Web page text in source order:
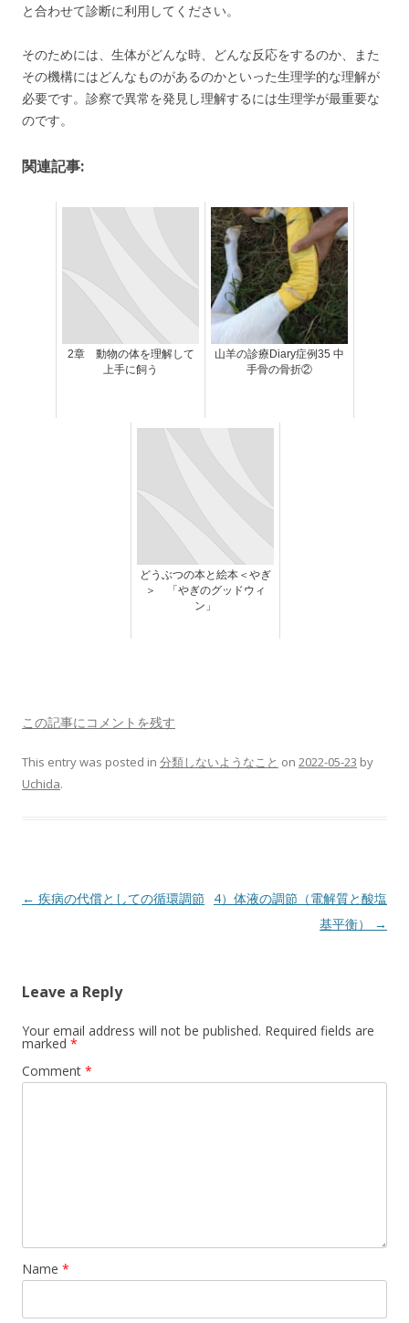
と合わせて診断に利用してください。
そのためには、生体がどんな時、どんな反応をするのか、また
その機構にはどんなものがあるのかといった生理学的な理解が
必要です。診察で異常を発見し理解するには生理学が最重要な
のです。
関連記事:
2章 動物の体を理解して
上手に飼う
山羊の診療Diary症例35 中
手骨の骨折②
どうぶつの本と絵本＜やぎ
＞ 「やぎのグッドウィ
ン」
この記事にコメントを残す
This entry was posted in 分類しないようなこと on 2022-05-23 by
Uchida.
Post
← 疾病の代償としての循環調節
4）体液の調節（電解質と酸塩
基平衡）
→
Leave a Reply
Your email address will not be published. Required fields are
marked *
Comment *
Name *